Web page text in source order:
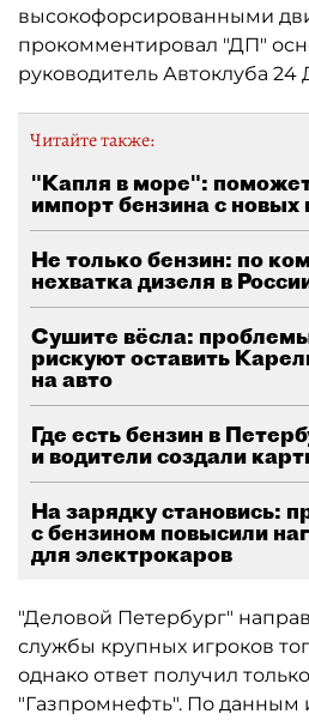
высокофорсированными
прокомментировал "ДП"
руководитель Автоклуба
Читайте также:
"Капля в море":
импорт бензина с новых
Не только бензин: по
нехватка дизеля в
Сушите вёсла:
рискуют оставить
на авто
Где есть бензин в
и водители создали
На зарядку становись:
с бензином повысили
для электрокаров
"Деловой Петербург"
службы крупных игроков
однако ответ получил
"Газпромнефть". По данным